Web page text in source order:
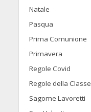
Natale
Pasqua
Prima Comunione
Primavera
Regole Covid
Regole della Classe
Sagome Lavoretti